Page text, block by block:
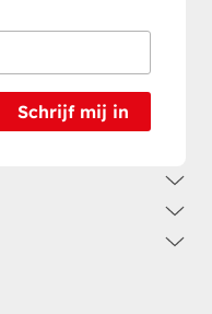
Schrijf mij in